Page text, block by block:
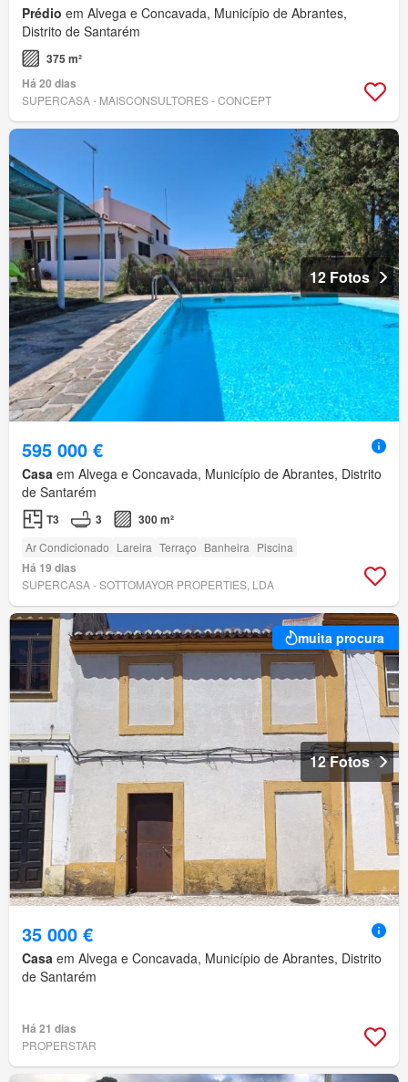
Prédio em Alvega e Concavada, Município de Abrantes,
Distrito de Santarém
375 m²
Há 20 dias
SUPERCASA - MAISCONSULTORES - CONCEPT
12 Fotos
595 000 €
Casa em Alvega e Concavada, Município de Abrantes, Distrito
de Santarém
T3 3 300 m²
Ar Condicionado Lareira Terraço Banheira Piscina
Há 19 dias
SUPERCASA - SOTTOMAYOR PROPERTIES, LDA
muita procura
12 Fotos
35 000 €
Casa em Alvega e Concavada, Município de Abrantes, Distrito
de Santarém
Há 21 dias
PROPERSTAR